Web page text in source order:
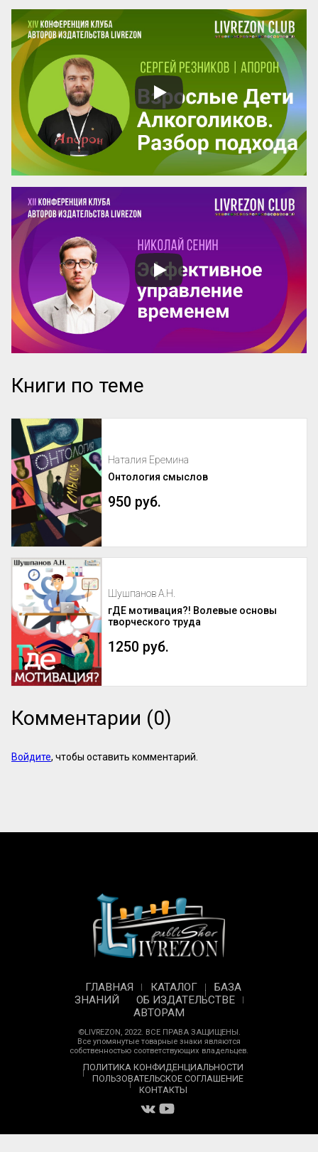
единого слова.
Но есть нюанс. Если в кино или театре у
нас есть сотня кадров, чтобы передать
эмоцию, то у художника комикса только
один. Ему нужно выбрать тот самый жест,
который читатель «считает» мгновенно и
безошибочно. Как в хорошей литературе
— ни одного лишнего слова.
Интерес...
Книги по теме
Наталия Еремина
Онтология смыслов
950 руб.
Шушпанов А.Н.
гДЕ мотивация?! Волевые основы
творческого труда
1250 руб.
Комментарии (0)
Войдите, чтобы оставить комментарий.
ГЛАВНАЯ КАТАЛОГ
БАЗА
ЗНАНИЙ
ОБ ИЗДАТЕЛЬСТВЕ
АВТОРАМ
©LIVREZON, 2022. ВСЕ ПРАВА ЗАЩИЩЕНЫ.
Все упомянутые товарные знаки являются
собственностью соответствующих владельцев.
ПОЛИТИКА КОНФИДЕНЦИАЛЬНОСТИ
ПОЛЬЗОВАТЕЛЬСКОЕ СОГЛАШЕНИЕ
КОНТАКТЫ